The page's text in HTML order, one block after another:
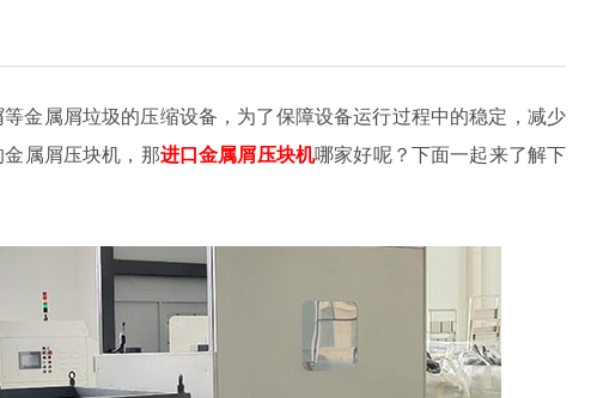
金属屑垃圾的压缩设备，为了保障设备运行过程中的稳定，减少
属屑压块机，那进口金属屑压块机哪家好呢？下面一起来了解下